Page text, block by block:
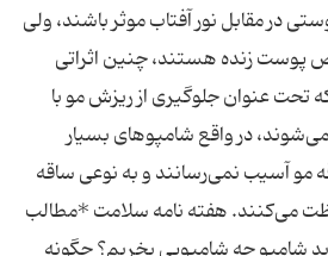
در مقابل نور آفتاب موثر باشند، ولی
پوست زنده هستند، چنین اثراتی
تحت عنوان جلوگیری از ریزش مو با
در واقع شامپوهای بسیار
مو آسیب نمی‌رسانند و به نوعی ساقه
می‌کنند. هفته نامه سلامت *مطالب
خرید شامپو چه شامپویی بخریم؟ چگونه